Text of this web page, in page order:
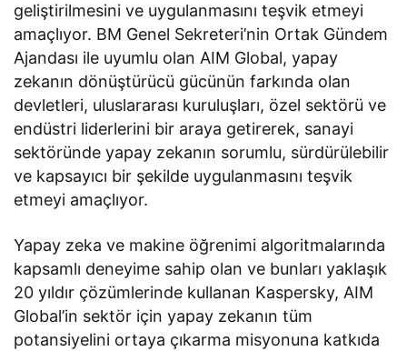
geliştirilmesini ve uygulanmasını teşvik etmeyi
amaçlıyor. BM Genel Sekreteri’nin Ortak Gündem
Ajandası ile uyumlu olan AIM Global, yapay
zekanın dönüştürücü gücünün farkında olan
devletleri, uluslararası kuruluşları, özel sektörü ve
endüstri liderlerini bir araya getirerek, sanayi
sektöründe yapay zekanın sorumlu, sürdürülebilir
ve kapsayıcı bir şekilde uygulanmasını teşvik
etmeyi amaçlıyor.
Yapay zeka ve makine öğrenimi algoritmalarında
kapsamlı deneyime sahip olan ve bunları yaklaşık
20 yıldır çözümlerinde kullanan Kaspersky, AIM
Global’in sektör için yapay zekanın tüm
potansiyelini ortaya çıkarma misyonuna katkıda